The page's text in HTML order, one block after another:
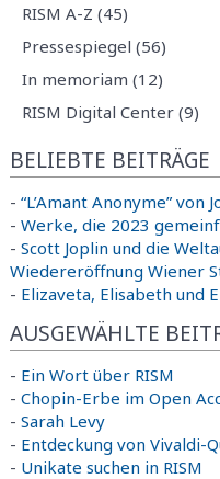
RISM A-Z (45)
Pressespiegel (56)
In memoriam (12)
RISM Digital Center (9)
BELIEBTE BEITRÄGE
- “L’Amant Anonyme” von
- Werke, die 2023
- Scott Joplin und die
Wiedereröffnung Wiener
- Elizaveta, Elisabeth und
AUSGEWÄHLTE
- Ein Wort über RISM
- Chopin-Erbe im Open
- Sarah Levy
- Entdeckung von Vivaldi-
- Unikate suchen in RISM